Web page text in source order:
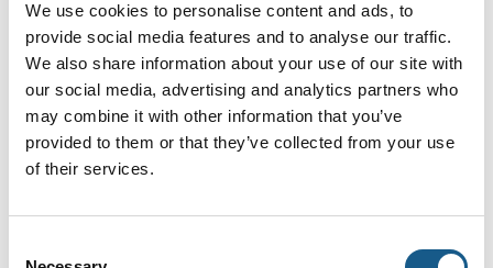
We use cookies to personalise content and ads, to
provide social media features and to analyse our traffic.
We also share information about your use of our site with
our social media, advertising and analytics partners who
may combine it with other information that you’ve
provided to them or that they’ve collected from your use
of their services.
X1 er næste sikkerhedsgeneration
Forud for efterårets træf i Brøndby, den 8. til 10.